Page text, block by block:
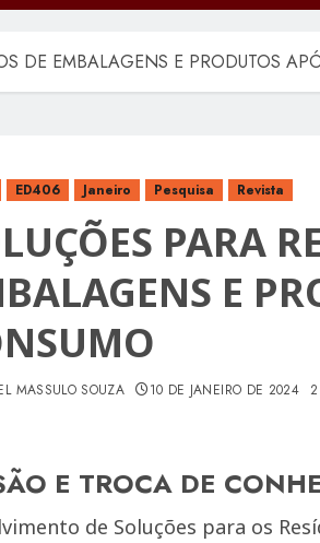
DE EMBALAGENS E PRODUTOS
ED406 Janeiro Pesquisa Revista
PARA
E
MASSULO SOUZA 10 DE JANEIRO DE 2024
E TROCA DE
de Soluções para os